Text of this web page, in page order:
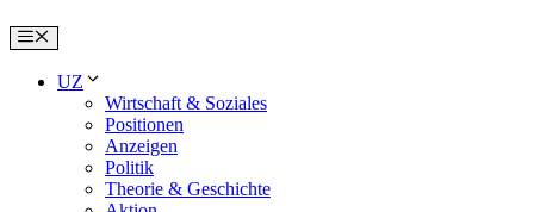
Menu
UZ
Wirtschaft & Soziales
Positionen
Anzeigen
Politik
Theorie & Geschichte